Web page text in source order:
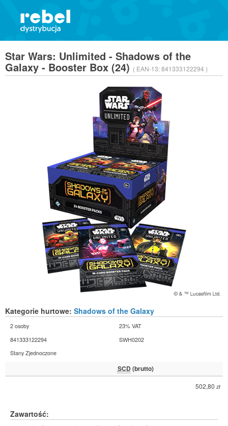
Star Wars: Unlimited - Shadows of the
Galaxy - Booster Box (24) ( EAN-13:841333122294 )
Kategorie hurtowe: Shadows of the Galaxy
2 osoby
23% VAT
841333122294
SWH0202
Stany Zjednoczone
SCD (brutto)
502,80 zł
Zawartość: